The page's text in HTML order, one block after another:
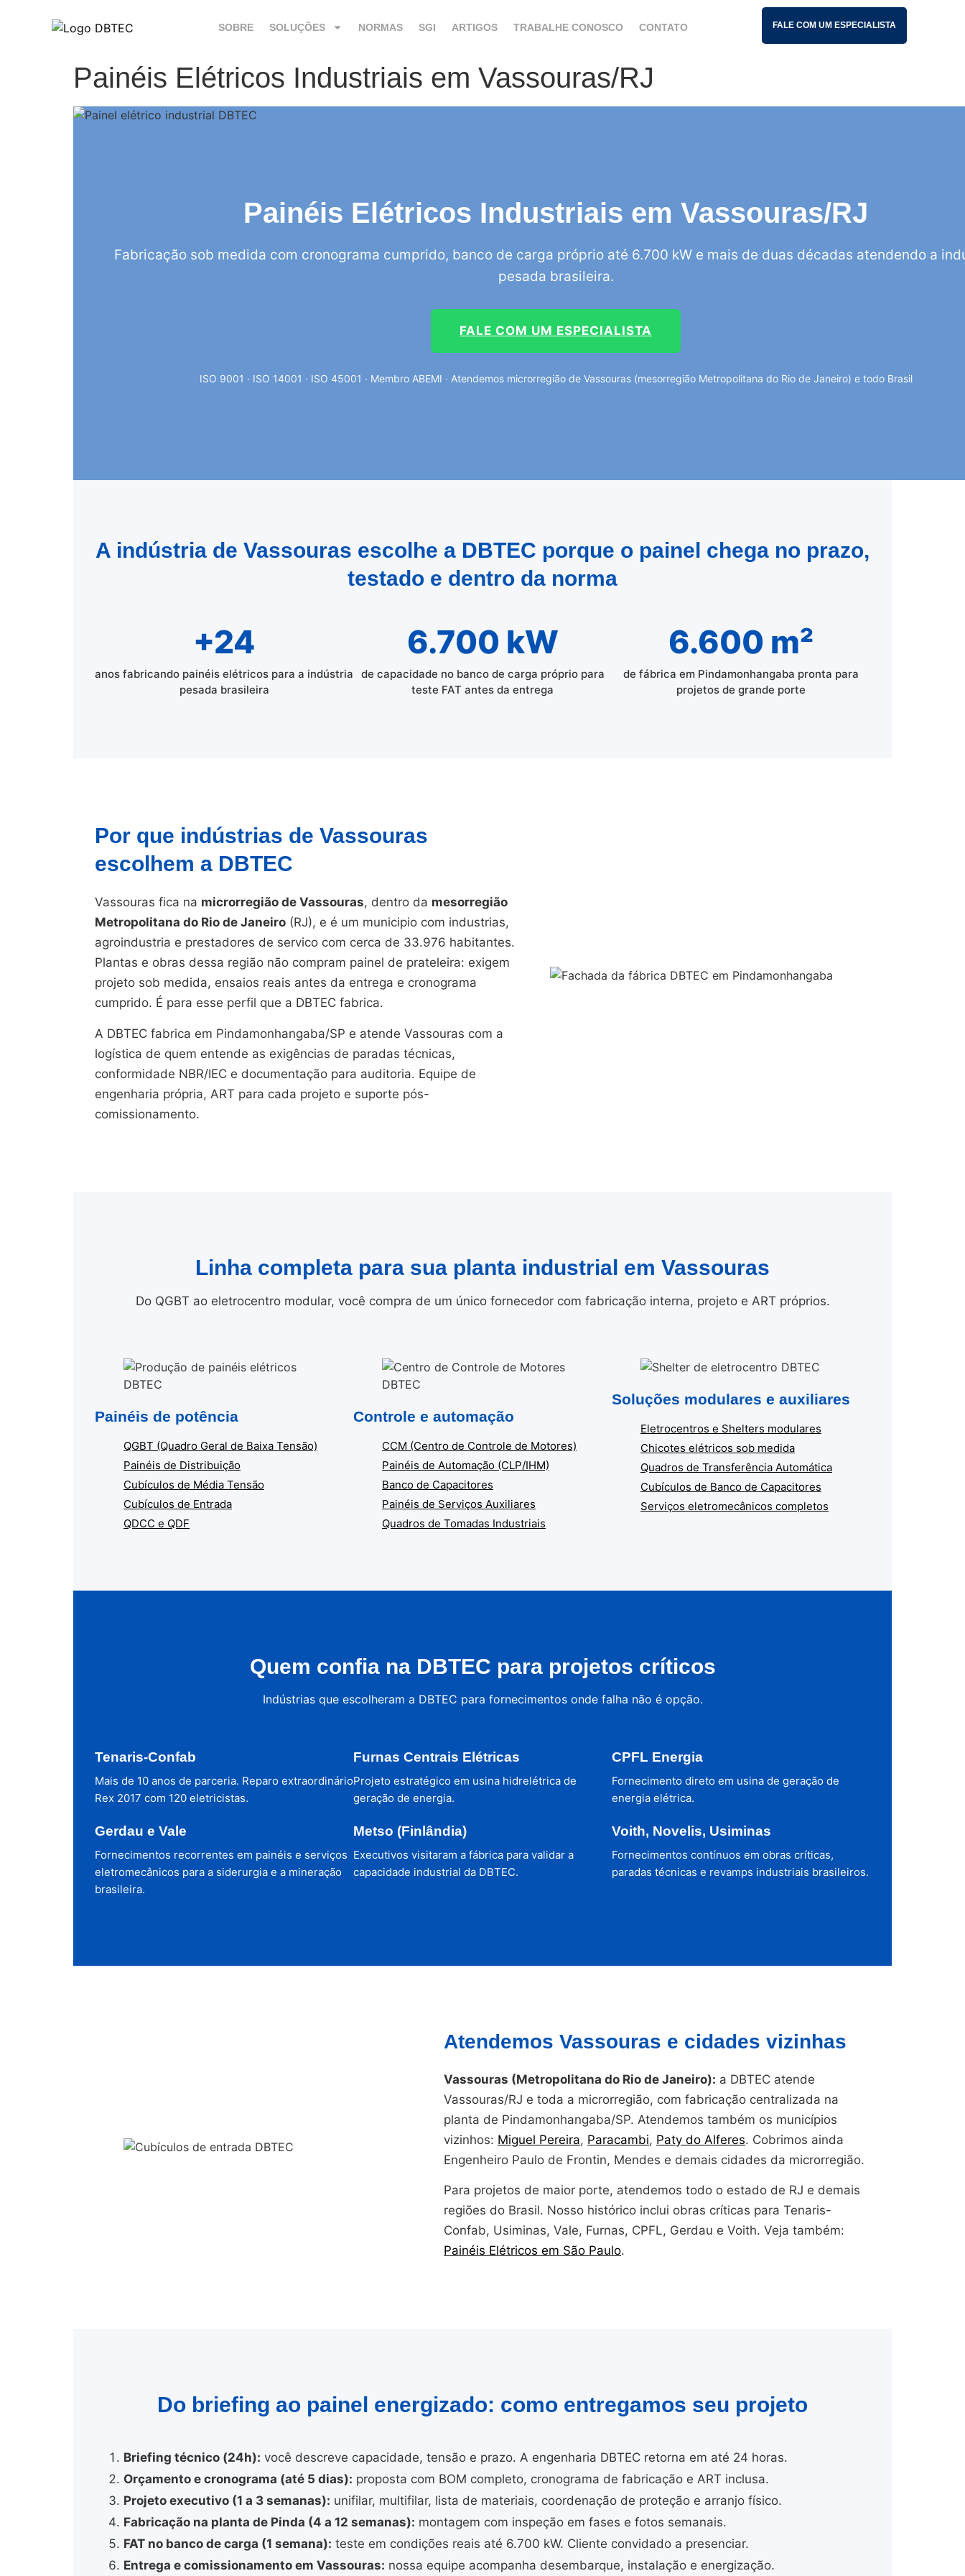
SOBRE SOLUÇÕES NORMAS SGI ARTIGOS TRABALHE CONOSCO CONTATO FALE COM UM ESPECIALISTA
Painéis Elétricos Industriais em Vassouras/RJ
Painéis Elétricos Industriais em Vassouras/RJ
Fabricação sob medida com cronograma cumprido, banco de carga próprio até 6.700 kW e mais de duas décadas atendendo a
pesada brasileira.
FALE COM UM ESPECIALISTA
ISO 9001 · ISO 14001 · ISO 45001 · Membro ABEMI · Atendemos microrregião de Vassouras (mesorregião Metropolitana do Rio de Janeiro) e todo Brasil
A indústria de Vassouras escolhe a DBTEC porque o painel chega no prazo,
testado e dentro da norma
+24
anos fabricando painéis elétricos para a indústria
pesada brasileira
6.700 kW
de capacidade no banco de carga próprio para
teste FAT antes da entrega
6.600 m²
de fábrica em Pindamonhangaba pronta para
projetos de grande porte
Por que indústrias de Vassouras
escolhem a DBTEC
Vassouras fica na microrregião de Vassouras, dentro da mesorregião
Metropolitana do Rio de Janeiro (RJ), e é um municipio com industrias,
agroindustria e prestadores de servico com cerca de 33.976 habitantes.
Plantas e obras dessa região não compram painel de prateleira: exigem
projeto sob medida, ensaios reais antes da entrega e cronograma
cumprido. É para esse perfil que a DBTEC fabrica.
A DBTEC fabrica em Pindamonhangaba/SP e atende Vassouras com a
logística de quem entende as exigências de paradas técnicas,
conformidade NBR/IEC e documentação para auditoria. Equipe de
engenharia própria, ART para cada projeto e suporte pós-
comissionamento.
Linha completa para sua planta industrial em Vassouras
Do QGBT ao eletrocentro modular, você compra de um único fornecedor com fabricação interna, projeto e ART próprios.
Painéis de potência
QGBT (Quadro Geral de Baixa Tensão)
Painéis de Distribuição
Cubículos de Média Tensão
Cubículos de Entrada
QDCC e QDF
Controle e automação
CCM (Centro de Controle de Motores)
Painéis de Automação (CLP/IHM)
Banco de Capacitores
Painéis de Serviços Auxiliares
Quadros de Tomadas Industriais
Soluções modulares e auxiliares
Eletrocentros e Shelters modulares
Chicotes elétricos sob medida
Quadros de Transferência Automática
Cubículos de Banco de Capacitores
Serviços eletromecânicos completos
Quem confia na DBTEC para projetos críticos
Indústrias que escolheram a DBTEC para fornecimentos onde falha não é opção.
Tenaris-Confab
Mais de 10 anos de parceria. Reparo extraordinário
Rex 2017 com 120 eletricistas.
Furnas Centrais Elétricas
Projeto estratégico em usina hidrelétrica de
geração de energia.
CPFL Energia
Fornecimento direto em usina de geração de
energia elétrica.
Gerdau e Vale
Fornecimentos recorrentes em painéis e serviços
eletromecânicos para a siderurgia e a mineração
brasileira.
Metso (Finlândia)
Executivos visitaram a fábrica para validar a
capacidade industrial da DBTEC.
Voith, Novelis, Usiminas
Fornecimentos contínuos em obras críticas,
paradas técnicas e revamps industriais brasileiros.
Atendemos Vassouras e cidades vizinhas
Vassouras (Metropolitana do Rio de Janeiro): a DBTEC atende
Vassouras/RJ e toda a microrregião, com fabricação centralizada na
planta de Pindamonhangaba/SP. Atendemos também os municípios
vizinhos: Miguel Pereira, Paracambi, Paty do Alferes. Cobrimos ainda
Engenheiro Paulo de Frontin, Mendes e demais cidades da microrregião.
Para projetos de maior porte, atendemos todo o estado de RJ e demais
regiões do Brasil. Nosso histórico inclui obras críticas para Tenaris-
Confab, Usiminas, Vale, Furnas, CPFL, Gerdau e Voith. Veja também:
Painéis Elétricos em São Paulo.
Do briefing ao painel energizado: como entregamos seu projeto
Briefing técnico (24h): você descreve capacidade, tensão e prazo. A engenharia DBTEC retorna em até 24 horas.
Orçamento e cronograma (até 5 dias): proposta com BOM completo, cronograma de fabricação e ART inclusa.
Projeto executivo (1 a 3 semanas): unifilar, multifilar, lista de materiais, coordenação de proteção e arranjo físico.
Fabricação na planta de Pinda (4 a 12 semanas): montagem com inspeção em fases e fotos semanais.
FAT no banco de carga (1 semana): teste em condições reais até 6.700 kW. Cliente convidado a presenciar.
Entrega e comissionamento em Vassouras: nossa equipe acompanha desembarque, instalação e energização.